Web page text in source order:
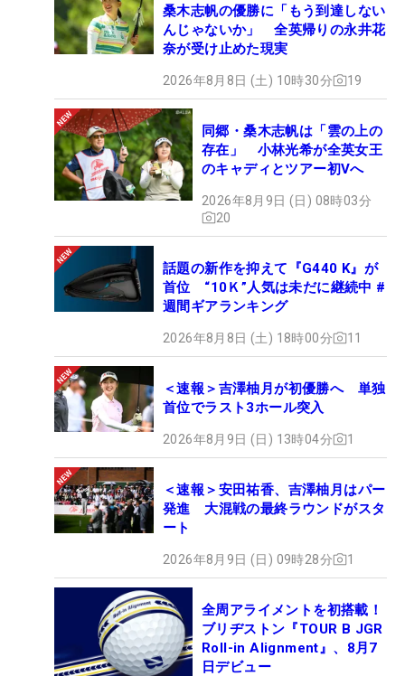
桑木志帆の優勝に「もう到達しない
んじゃないか」 全英帰りの永井花
奈が受け止めた現実
2026年8月8日 (土) 10時30分 19
同郷・桑木志帆は「雲の上の
存在」 小林光希が全英女王
のキャディとツアー初Vへ
2026年8月9日 (日) 08時03分
20
話題の新作を抑えて『G440 K』が
首位 “10Ｋ”人気は未だに継続中 #
週間ギアランキング
2026年8月8日 (土) 18時00分 11
＜速報＞吉澤柚月が初優勝へ 単独
首位でラスト3ホール突入
2026年8月9日 (日) 13時04分 1
＜速報＞安田祐香、吉澤柚月はパー
発進 大混戦の最終ラウンドがスタ
ート
2026年8月9日 (日) 09時28分 1
全周アライメントを初搭載！
ブリヂストン『TOUR B JGR
Roll-in Alignment』、8月7
日デビュー